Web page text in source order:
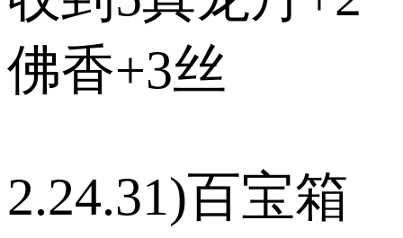
佛香+3丝
2.24.31)百宝箱